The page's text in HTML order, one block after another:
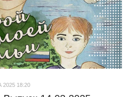
2025 18:20